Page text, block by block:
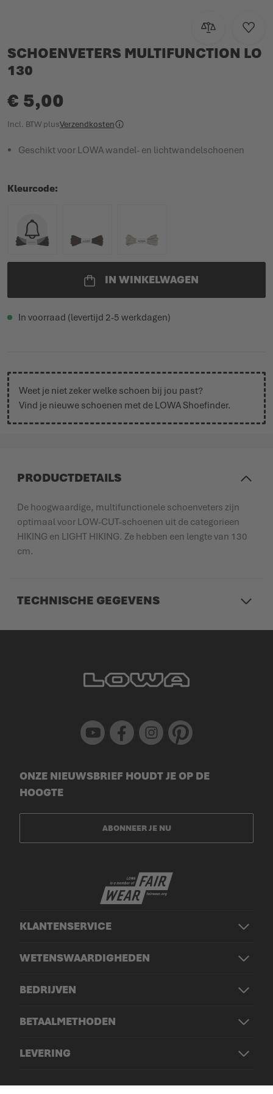
Toevoegen om
Voeg
SCHOENVETERS MULTIFUNCTION LO
130
€ 5,00
Incl. BTW plusVerzendkosten
Geschikt voor LOWA wandel- en lichtwandelschoenen
Kleurcode
IN WINKELWAGEN
In voorraad (levertijd 2-5 werkdagen)
Weet je niet zeker welke schoen bij jou past?
Vind je nieuwe schoenen met de LOWA Shoefinder.
PRODUCTDETAILS
De hoogwaardige, multifunctionele schoenveters zijn
optimaal voor LOW-CUT-schoenen uit de categorieen
HIKING en LIGHT HIKING. Ze hebben een lengte van 130
cm.
TECHNISCHE GEGEVENS
Youtube Facebook Instagram Pinterest
KLANTENSERVICE
WETENSWAARDIGHEDEN
BEDRIJVEN
BETAALMETHODEN
LEVERING
ONZE NIEUWSBRIEF HOUDT JE OP DE
HOOGTE
ABONNEER JE NU